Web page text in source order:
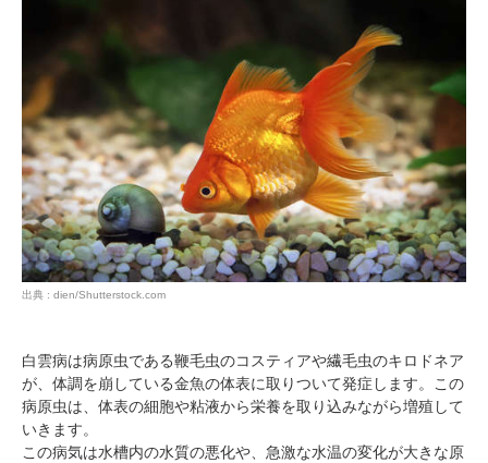
出典 : dien/Shutterstock.com
白雲病は病原虫である鞭毛虫のコスティアや繊毛虫のキロドネア
が、体調を崩している金魚の体表に取りついて発症します。この
病原虫は、体表の細胞や粘液から栄養を取り込みながら増殖して
いきます。
この病気は水槽内の水質の悪化や、急激な水温の変化が大きな原